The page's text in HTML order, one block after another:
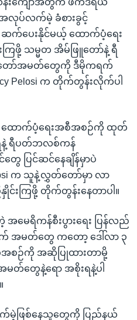
လုပ်လက်မဲ့ ခံစားခွင့်
က်ပေးနိုင်မယ့် ထောက်ပံ့ရေး
ြဖို့ သမ္မတ အိမ်ဖြူတော်နဲ့ ရီ
ာ်အမတ်တွေကို ဒီမိုကရက်
Pelosi က တိုက်တွန်းလိုက်ပါ
ထောက်ပံ့ရေးအစီအစဉ်ကို ထုတ်
ရနဲ့ ရီပတ်ဘလစ်ကန်
ပြင်ဆင်နေချိန်မှာပဲ
က သူနဲ့လွှတ်တော်မှာ လာ
င်းကြဖို့ တိုက်တွန်းနေတာပါ။
မေရိကန်စီးပွားရေး ပြန်လည်
အမတ်တွေ ကတော့ ဒေါ်လာ ၃
ဉ်ကို အဆိုပြုထားတာမို့
တွေနဲ့ရော အစိုးရနဲ့ပါ
ဖြစ်နေသူတွေကို ပြည်နယ်